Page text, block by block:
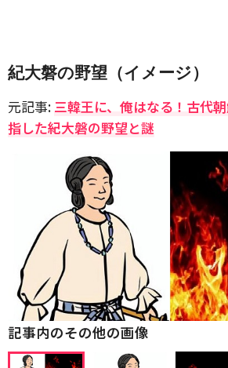
紀大磐の野望（イメージ）
元記事: 三韓王に、俺はなる！古代
指した紀大磐の野望と謎
記事内のその他の画像